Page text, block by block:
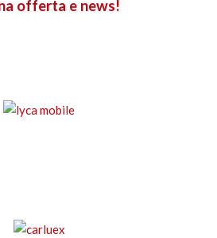
offerta e news!